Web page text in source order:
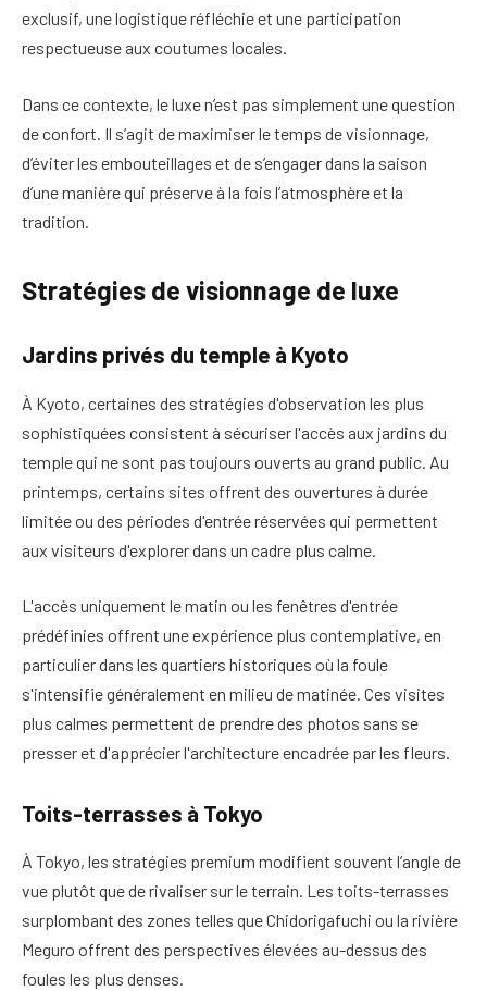
exclusif, une logistique réfléchie et une participation
respectueuse aux coutumes locales.
Dans ce contexte, le luxe n’est pas simplement une question
de confort. Il s’agit de maximiser le temps de visionnage,
d’éviter les embouteillages et de s’engager dans la saison
d’une manière qui préserve à la fois l’atmosphère et la
tradition.
Stratégies de visionnage de luxe
Jardins privés du temple à Kyoto
À Kyoto, certaines des stratégies d'observation les plus
sophistiquées consistent à sécuriser l'accès aux jardins du
temple qui ne sont pas toujours ouverts au grand public. Au
printemps, certains sites offrent des ouvertures à durée
limitée ou des périodes d'entrée réservées qui permettent
aux visiteurs d'explorer dans un cadre plus calme.
L'accès uniquement le matin ou les fenêtres d'entrée
prédéfinies offrent une expérience plus contemplative, en
particulier dans les quartiers historiques où la foule
s'intensifie généralement en milieu de matinée. Ces visites
plus calmes permettent de prendre des photos sans se
presser et d'apprécier l'architecture encadrée par les fleurs.
Toits-terrasses à Tokyo
À Tokyo, les stratégies premium modifient souvent l’angle de
vue plutôt que de rivaliser sur le terrain. Les toits-terrasses
surplombant des zones telles que Chidorigafuchi ou la rivière
Meguro offrent des perspectives élevées au-dessus des
foules les plus denses.